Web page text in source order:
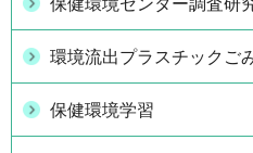
保健環境センター調査研
環境流出プラスチックご
保健環境学習